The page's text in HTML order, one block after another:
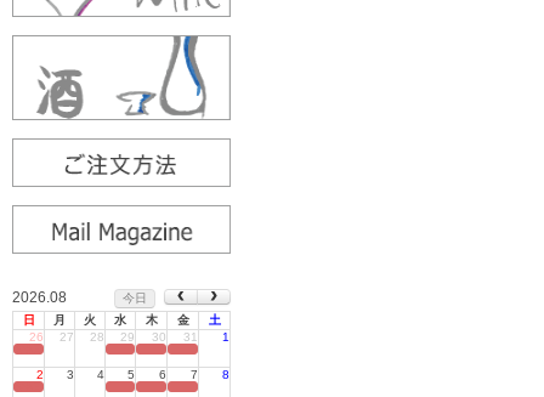
2026.08
今日
日
月 火 水 木 金
土
26
27 28 29 30 31 1
2 3 4 5 6 7 8